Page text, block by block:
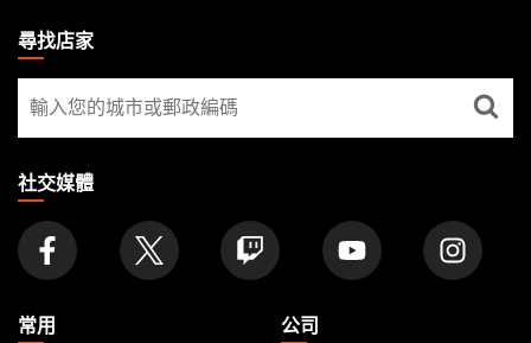
THE
GATHERING
FOOTER
尋找店家
尋
找
家
社交媒體
常用
公司